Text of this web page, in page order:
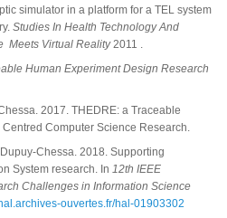
simulator in a platform for a TEL system
Studies In Health Technology And
Meets Virtual Reality2011 .
Human Experiment Design Research
2017. THEDRE: a Traceable
Computer Science Research.
Chessa. 2018. Supporting
System research. In 12th IEEE
Challenges in Information Science
ouvertes.fr/hal-01903302